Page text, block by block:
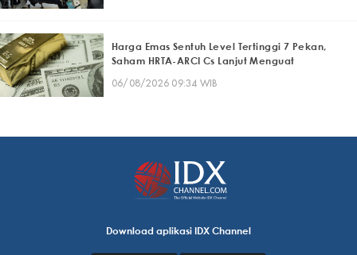
Harga Emas Sentuh Level Tertinggi 7 Pekan,
Saham HRTA-ARCI Cs Lanjut Menguat
06/08/2026 09:34 WIB
Download aplikasi IDX Channel